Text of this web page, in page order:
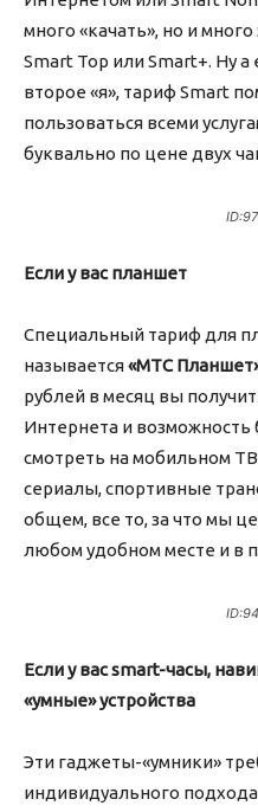
много «качать», но и
Smart Top или Smart+. Ну
второе «я», тариф Smart
пользоваться всеми
буквально по цене двух
Если у вас планшет
Специальный тариф для
называется«МТС
рублей в месяц вы
Интернета и
смотреть на мобильном
сериалы, спортивные
общем, все то, за что мы
любом удобном месте и в
Если у вас smart-часы,
«умные» устройства
Эти гаджеты-«умники»
индивидуального